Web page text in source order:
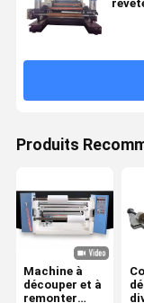
Produits
Machine à
découper et à
remonter